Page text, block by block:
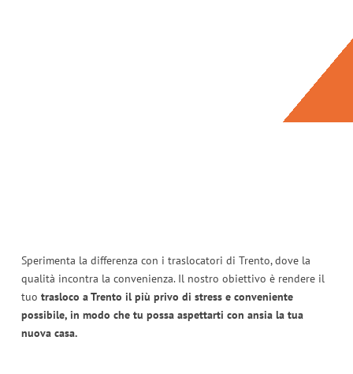
Sperimenta la differenza con i traslocatori di Trento, dove la
qualità incontra la convenienza. Il nostro obiettivo è rendere il
tuo trasloco a Trento il più privo di stress e conveniente
possibile, in modo che tu possa aspettarti con ansia la tua
nuova casa.